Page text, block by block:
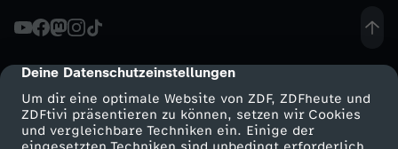
cmp-dialog-description
Deine Datenschutzeinstellungen
Um dir eine optimale Website von ZDF, ZDFheute und
ZDFtivi präsentieren zu können, setzen wir Cookies
und vergleichbare Techniken ein. Einige der
i
e
l